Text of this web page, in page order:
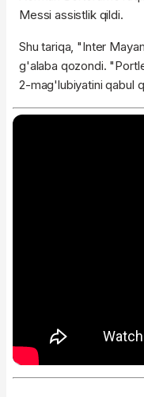
Messi assistlik qildi.
Shu tariqa, "Inter
g'alaba qozondi.
2-mag'lubiyatini qabul